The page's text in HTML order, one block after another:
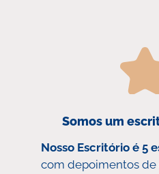
Somos um
Nosso Escritório é 5
com depoimentos